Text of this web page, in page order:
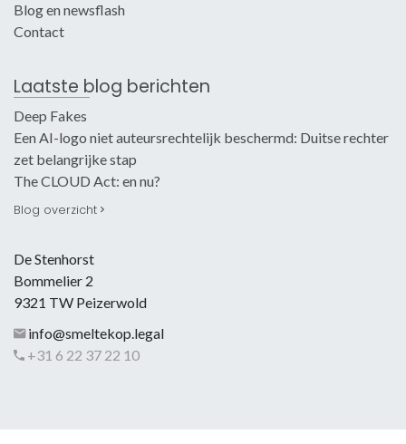
Blog en newsflash
Contact
Laatste blog berichten
Deep Fakes
Een AI-logo niet auteursrechtelijk beschermd: Duitse rechter
zet belangrijke stap
The CLOUD Act: en nu?
Blog overzicht
De Stenhorst
Bommelier 2
9321 TW Peizerwold
info@smeltekop.legal
+31 6 22 37 22 10